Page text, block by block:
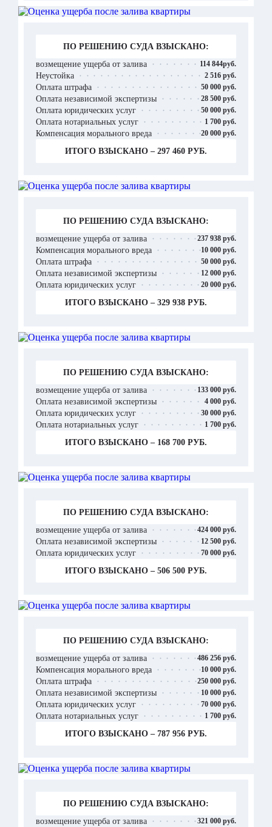
ПО РЕШЕНИЮ СУДА ВЗЫСКАНО:
возмещение ущерба от залива
114 844руб.
Неустойка 2 516 руб.
Оплата штрафа 50 000 руб.
Оплата независимой экспертизы 28 500 руб.
Оплата юридических услуг 50 000 руб.
Оплата нотариальных услуг 1 700 руб.
Компенсация морального вреда 20 000 руб.
ИТОГО ВЗЫСКАНО – 297 460 РУБ.
ПО РЕШЕНИЮ СУДА ВЗЫСКАНО:
возмещение ущерба от залива
237 938 руб.
Компенсация морального вреда 10 000 руб.
Оплата штрафа 50 000 руб.
Оплата независимой экспертизы 12 000 руб.
Оплата юридических услуг 20 000 руб.
ИТОГО ВЗЫСКАНО – 329 938 РУБ.
ПО РЕШЕНИЮ СУДА ВЗЫСКАНО:
возмещение ущерба от залива
133 000 руб.
Оплата независимой экспертизы 4 000 руб.
Оплата юридических услуг 30 000 руб.
Оплата нотариальных услуг 1 700 руб.
ИТОГО ВЗЫСКАНО – 168 700 РУБ.
ПО РЕШЕНИЮ СУДА ВЗЫСКАНО:
возмещение ущерба от залива
424 000 руб.
Оплата независимой экспертизы 12 500 руб.
Оплата юридических услуг 70 000 руб.
ИТОГО ВЗЫСКАНО – 506 500 РУБ.
ПО РЕШЕНИЮ СУДА ВЗЫСКАНО:
возмещение ущерба от залива
486 256 руб.
Компенсация морального вреда 10 000 руб.
Оплата штрафа 250 000 руб.
Оплата независимой экспертизы 10 000 руб.
Оплата юридических услуг 70 000 руб.
Оплата нотариальных услуг 1 700 руб.
ИТОГО ВЗЫСКАНО – 787 956 РУБ.
ПО РЕШЕНИЮ СУДА ВЗЫСКАНО:
возмещение ущерба от залива
321 000 руб.